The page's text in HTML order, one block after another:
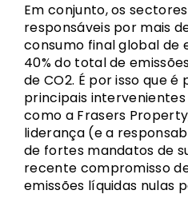
Em conjunto, os
responsáveis por mais
consumo final global de
40% do total de
de CO2. É por isso que é
principais
como a Frasers Property
liderança (e a
de fortes mandatos de
recente compromisso
emissões líquidas nulas